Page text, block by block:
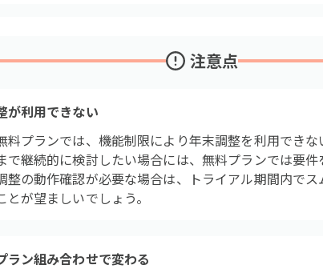
注意点
が利用できない
料プランでは、機能制限により年末調整を利用でき
で継続的に検討したい場合には、無料プランでは要
整の動作確認が必要な場合は、トライアル期間内で
が望ましいでしょう。
ラン組み合わせで変わる